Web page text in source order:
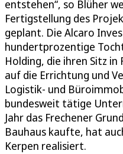
entstehen“, so Blüher
Fertigstellung des
geplant. Die Alcaro
hundertprozentige
Holding, die ihren Sitz
auf die Errichtung und
Logistik- und
bundesweit tätige
Jahr das Frechener
Bauhaus kaufte, hat
Kerpen realisiert.